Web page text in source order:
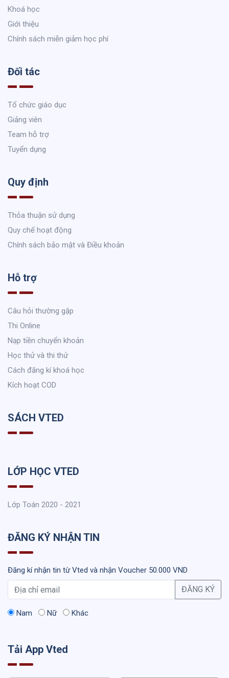
Khoá học
Giới thiệu
Chính sách miễn giảm học phí
Đối tác
Tổ chức giáo dục
Giảng viên
Team hỗ trợ
Tuyển dụng
Quy định
Thỏa thuận sử dụng
Quy chế hoạt động
Chính sách bảo mật và Điều khoản
Hỗ trợ
Câu hỏi thường gặp
Thi Online
Nạp tiền chuyển khoản
Học thử và thi thử
Cách đăng kí khoá học
Kích hoạt COD
SÁCH VTED
LỚP HỌC VTED
Lớp Toán 2020 - 2021
ĐĂNG KÝ NHẬN TIN
Đăng kí nhận tin từ Vted và nhận Voucher 50.000 VND
ĐĂNG KÝ
Nam Nữ Khác
Tải App Vted